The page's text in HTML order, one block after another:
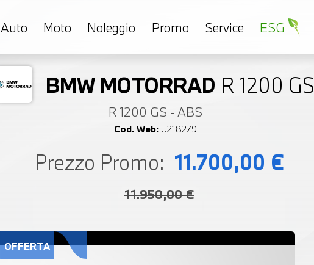
Auto Moto Noleggio Promo Service ESG
BMW MOTORRAD R 1200 GS
R 1200 GS - ABS
Cod. Web: U218279
Prezzo Promo: 11.700,00 €
11.950,00 €
OFFERTA